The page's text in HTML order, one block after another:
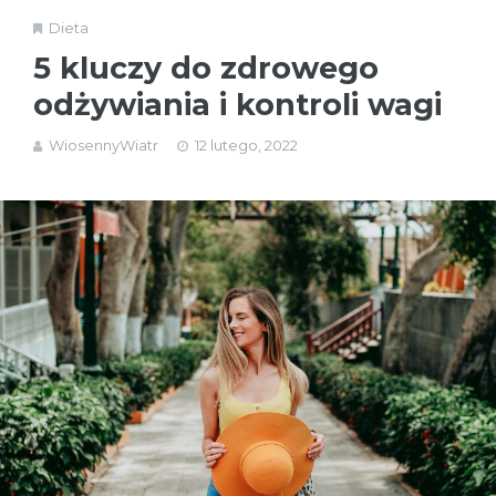
Dieta
5 kluczy do zdrowego
odżywiania i kontroli wagi
WiosennyWiatr 12 lutego, 2022